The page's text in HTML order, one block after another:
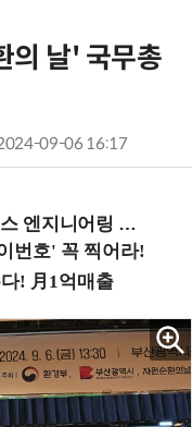
의 날' 국무총
09-06 16:17
정 (8/20 신논현역)